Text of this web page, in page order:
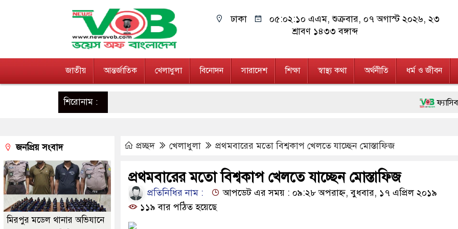
ঢাকা ০৫:০২:১১ এএম, শুক্রবার, ০৭ অগাস্ট ২০২৬, ২৩
শ্রাবণ ১৪৩৩ বঙ্গাব্দ
জাতীয় আন্তর্জাতিক খেলাধুলা বিনোদন সারাদেশ শিক্ষা স্বাস্থ্য কথা অর্থনীতি ধর্ম ও জীবন
শিরোনাম :
জনগণ
২৮ লাখ
নেতৃত্ব ও
অবৈধ বিদেশি
প্রচ্ছদ খেলাধুলা প্রথমবারের মতো বিশ্বকাপ খেলতে যাচ্ছেন মোস্তাফিজ
প্রথমবারের মতো বিশ্বকাপ খেলতে যাচ্ছেন মোস্তাফিজ
প্রতিনিধির নাম :
আপডেট এর সময় : ০৯:২৮ অপরাহ্ন, বুধবার, ১৭ এপ্রিল ২০১৯
১১৯ বার পঠিত হয়েছে
জনপ্রিয় সংবাদ
মিরপুর মডেল থানার অভিযানে